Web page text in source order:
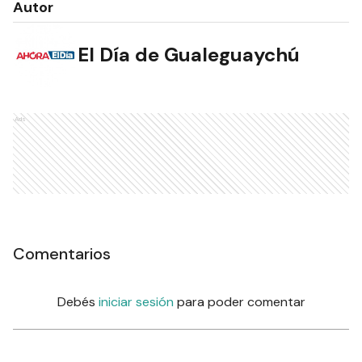
Autor
El Día de Gualeguaychú
Ads
Comentarios
Debés iniciar sesión para poder comentar